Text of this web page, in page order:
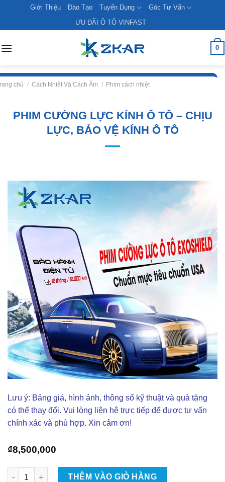
content
Giới Thiệu Đào Tạo Tuyển Dụng
Góc Tư Vấn
ƯU ĐÃI Ô TÔ VINFAST
0
chủ / Cách Nhiệt Và Cách Âm / Phim cách nhiệt
PHIM CƯỜNG LỰC KÍNH Ô TÔ – CHỊU
LỰC, BẢO VỆ KÍNH Ô TÔ
Lưu ý: Bảng giá, hình ảnh, thông số kỹ thuật và quà tặng
có thể thay đổi. Vui lòng liên hê trực tiếp để được tư vấn
chính xác và phù hợp. Xin cảm ơn!
₫8,500,000
Phim Cường Lực Kính Ô Tô - Chịu Lực, Bảo Vệ Kính Ô Tô số
THÊM VÀO GIỎ HÀNG